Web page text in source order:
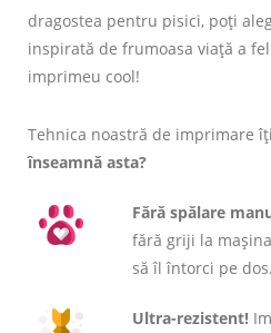
dragostea pentru pisici, poți
inspirată de frumoasa viață a
imprimeu cool!
Tehnica noastră de imprimare
înseamnă asta?
Fără spălare
fără griji la
să îl întorci pe dos.
Ultra-rezistent!